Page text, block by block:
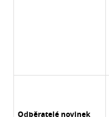
Odběratelé novinek